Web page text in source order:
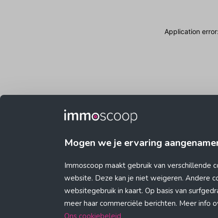
Mogen we je ervaring
Immoscoop maakt gebruik van verschillende
website. Deze kan je niet weigeren. Andere
websitegebruik in kaart. Op basis van
meer haar commerciële berichten. Meer info
Ons cookiebeleid
Application